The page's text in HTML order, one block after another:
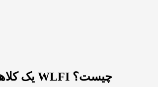
یک کلاهبرداری تمام‌عیار؛ ماجرای سرقت و مسدود شدن توکن‌های WLFI چیست؟